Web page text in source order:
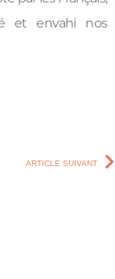
et envahi nos
ARTICLE SUIVANT